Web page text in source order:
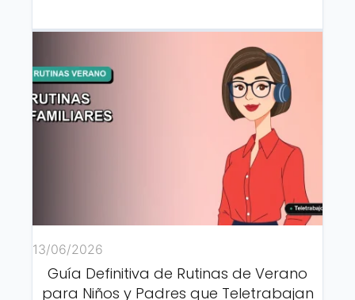
13/06/2026
Guía Definitiva de Rutinas de Verano
para Niños y Padres que Teletrabajan